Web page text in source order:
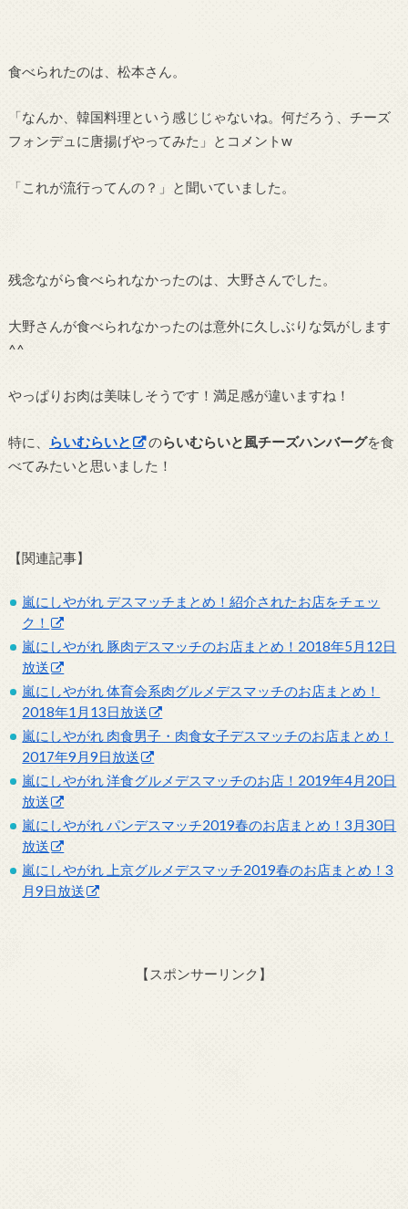
食べられたのは、松本さん。
「なんか、韓国料理という感じじゃないね。何だろう、チーズ
フォンデュに唐揚げやってみた」とコメントw
「これが流行ってんの？」と聞いていました。
残念ながら食べられなかったのは、大野さんでした。
大野さんが食べられなかったのは意外に久しぶりな気がします
^^
やっぱりお肉は美味しそうです！満足感が違いますね！
特に、 らいむらいと のらいむらいと風チーズハンバーグを食
べてみたいと思いました！
【関連記事】
嵐にしやがれ デスマッチまとめ！紹介されたお店をチェッ
ク！
嵐にしやがれ 豚肉デスマッチのお店まとめ！2018年5月12日
放送
嵐にしやがれ 体育会系肉グルメデスマッチのお店まとめ！
2018年1月13日放送
嵐にしやがれ 肉食男子・肉食女子デスマッチのお店まとめ！
2017年9月9日放送
嵐にしやがれ 洋食グルメデスマッチのお店！2019年4月20日
放送
嵐にしやがれ パンデスマッチ2019春のお店まとめ！3月30日
放送
嵐にしやがれ 上京グルメデスマッチ2019春のお店まとめ！3
月9日放送
【スポンサーリンク】